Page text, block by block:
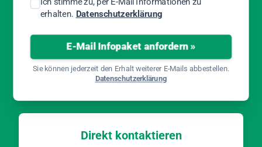
erhalten. Datenschutzerklärung
E-Mail Infopaket anfordern »
Sie können jederzeit den Erhalt weiterer E-Mails abbestellen.
Datenschutzerklärung
Direkt kontaktieren